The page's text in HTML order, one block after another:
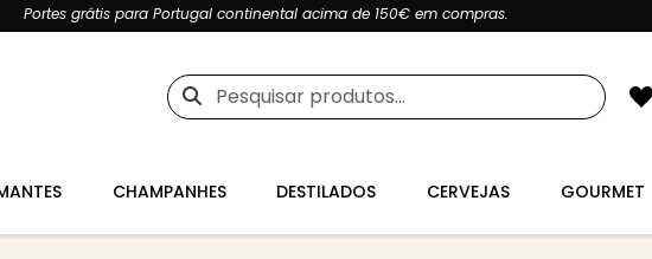
Portes grátis para Portugal continental acima de 150€ em compras.
Pesquisar
por:
CHAMPANHES DESTILADOS CERVEJAS GOURMET